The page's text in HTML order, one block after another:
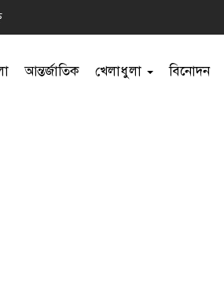
আন্তর্জাতিক খেলাধুলা বিনোদন